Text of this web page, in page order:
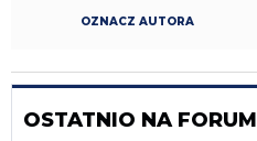
OZNACZ AUTORA
OSTATNIO NA FORUM